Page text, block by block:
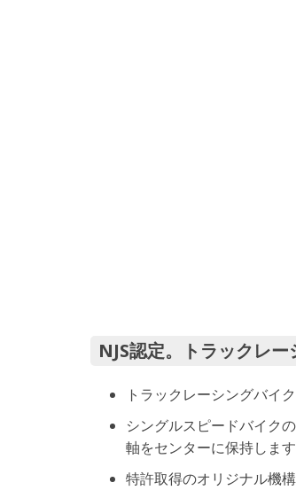
NJS認定。トラックレ
トラックレーシングバイ
シングルスピードバイク
軸をセンターに保持します
特許取得のオリジナル機